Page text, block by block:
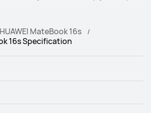
HUAWEI MateBook 16s
16s Specification